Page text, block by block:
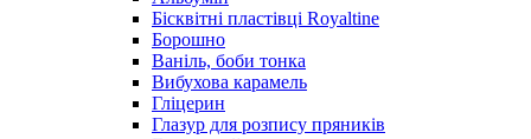
Бісквітні пластівці Royaltine
Борошно
Ваніль, боби тонка
Вибухова карамель
Гліцерин
Глазур для розпису пряників